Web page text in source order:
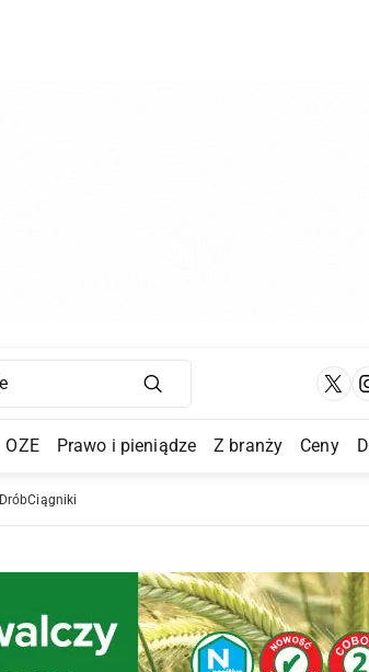
Main Navigation
OZE Prawo i pieniądze Z branży Ceny
DróbCiągniki